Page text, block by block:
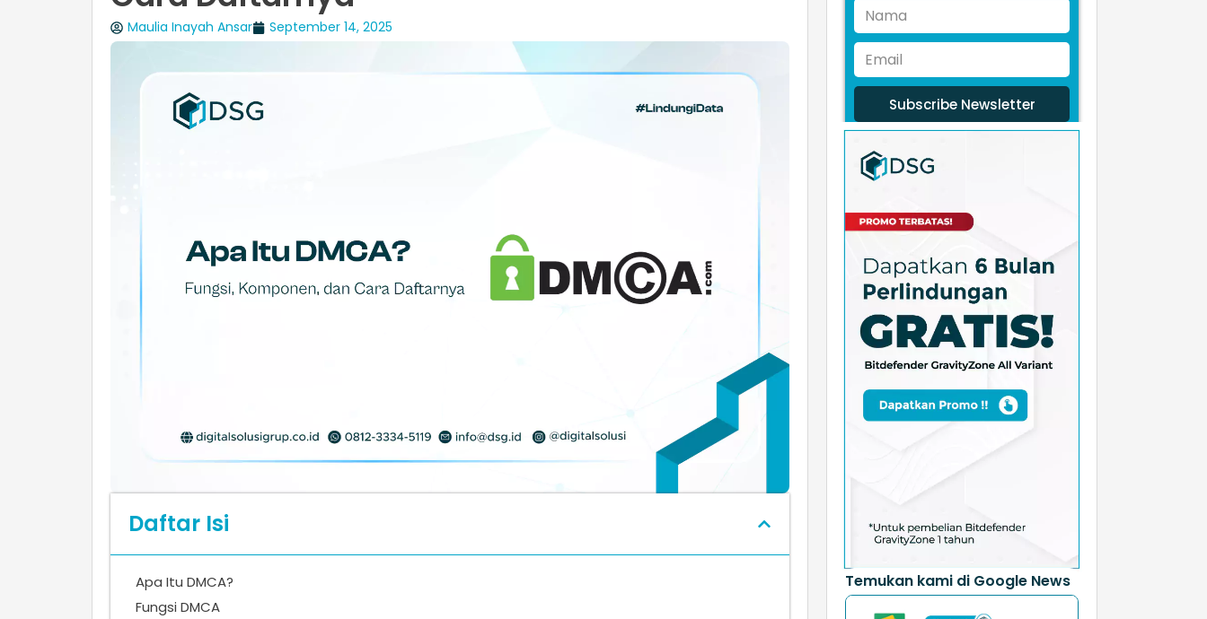
Maulia Inayah Ansar September 14, 2025
Daftar Isi
Apa Itu DMCA?
Fungsi DMCA
Subscribe Newsletter
Temukan kami di Google News